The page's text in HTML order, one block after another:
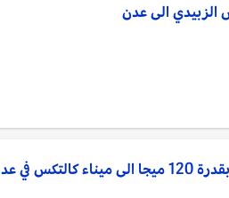
الزبيدي الى عدن
في عدن